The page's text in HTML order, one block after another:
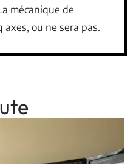
mécanique de
axes, ou ne sera pas.